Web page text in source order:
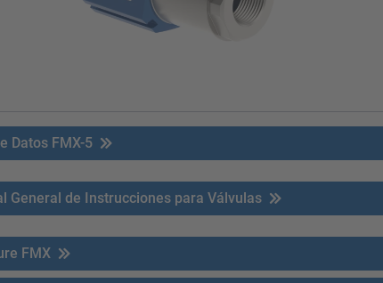
Datos FMX-5
General de Instrucciones para Válvulas
FMX